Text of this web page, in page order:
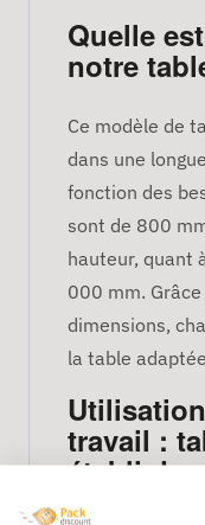
Quelle
notre
Ce modèle de
dans une
fonction des
sont de 800
hauteur, quant
000 mm.
dimensions,
la table
travail :
établi de
outils,